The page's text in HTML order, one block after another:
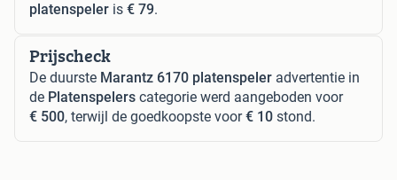
platenspeler is € 79.
Prijscheck
De duurste Marantz 6170 platenspeler advertentie in
de Platenspelers categorie werd aangeboden voor
€ 500, terwijl de goedkoopste voor€ 10 stond.